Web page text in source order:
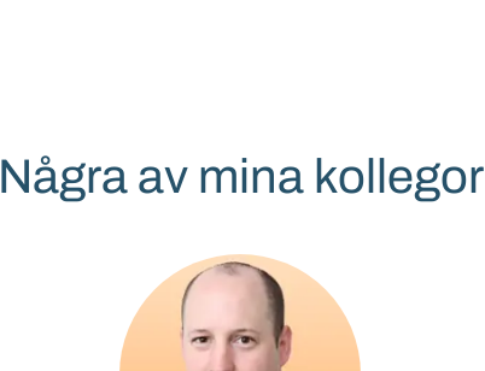
Några av mina kollegor